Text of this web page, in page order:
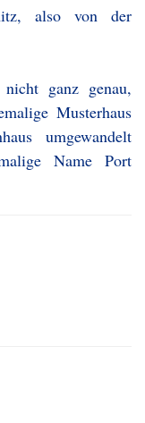
also von der
ganz genau,
Musterhaus
umgewandelt
Name Port